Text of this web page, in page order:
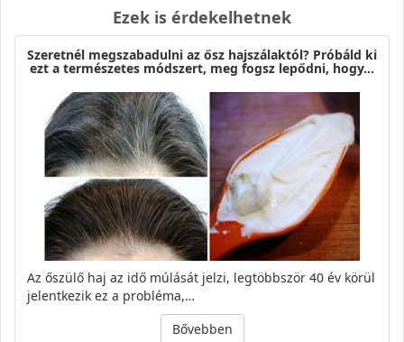
Ezek is érdekelhetnek
Szeretnél megszabadulni az ősz hajszálaktól? Próbáld ki
ezt a természetes módszert, meg fogsz lepődni, hogy…
Az őszülő haj az idő múlását jelzi, legtöbbször 40 év körül
jelentkezik ez a probléma,…
Bővebben